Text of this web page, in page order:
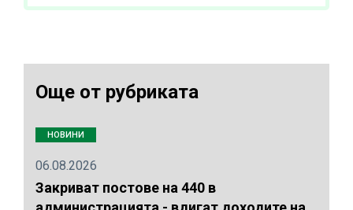
Още от рубриката
НОВИНИ
06.08.2026
Закриват постове на 440 в